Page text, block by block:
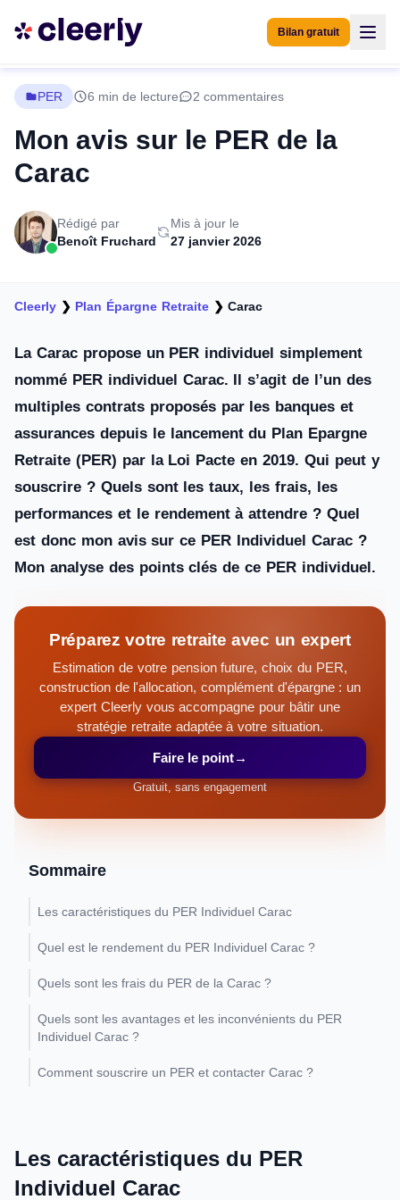
Bilan gratuit
PER 6 min de lecture 2 commentaires
Mon avis sur le PER de la
Carac
Rédigé par
Benoît Fruchard
Mis à jour le
27 janvier 2026
Cleerly ❯ Plan Épargne Retraite❯Carac
La Carac propose un PER individuel simplement
nommé PER individuel Carac. Il s’agit de l’un des
multiples contrats proposés par les banques et
assurances depuis le lancement du Plan Epargne
Retraite (PER) par la Loi Pacte en 2019. Qui peut y
souscrire ? Quels sont les taux, les frais, les
performances et le rendement à attendre ? Quel
est donc mon avis sur ce PER Individuel Carac ?
Mon analyse des points clés de ce PER individuel.
Préparez votre retraite avec un expert
Estimation de votre pension future, choix du PER,
construction de l'allocation, complément d'épargne : un
expert Cleerly vous accompagne pour bâtir une
stratégie retraite adaptée à votre situation.
Faire le point→
Gratuit, sans engagement
Sommaire
Les caractéristiques du PER Individuel Carac
Quel est le rendement du PER Individuel Carac ?
Quels sont les frais du PER de la Carac ?
Quels sont les avantages et les inconvénients du PER
Individuel Carac ?
Comment souscrire un PER et contacter Carac ?
Les caractéristiques du PER
Individuel Carac